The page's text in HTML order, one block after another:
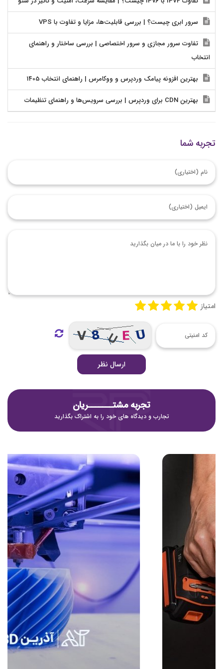
سرور ابری چیست؟ | بررسی قابلیت‌ها، مزایا و تفاوت با VPS
تفاوت سرور مجازی و سرور اختصاصی | بررسی ساختار و راهنمای
انتخاب
بهترین افزونه پیامک وردپرس و ووکامرس | راهنمای انتخاب 1405
بهترین CDN برای وردپرس | بررسی سرویس‌ها و راهنمای تنظیمات
تجربه شما
امتیاز
ارسال نظر
تجربه مشتـــــــریان
تجارب و دیدگاه های خود را به اشتراک بگذارید